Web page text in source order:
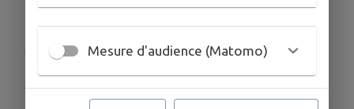
Publié par Maison des Habitants
Mesure d'audience (Matomo)